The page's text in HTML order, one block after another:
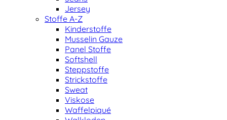
Jersey
Stoffe A-Z
Kinderstoffe
Musselin Gauze
Panel Stoffe
Softshell
Steppstoffe
Strickstoffe
Sweat
Viskose
Waffelpiqué